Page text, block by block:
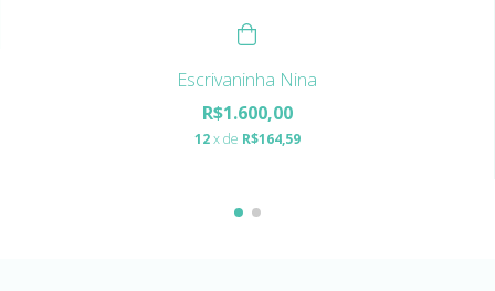
Escrivaninha Nina
R$1.600,00
12 x de R$164,59